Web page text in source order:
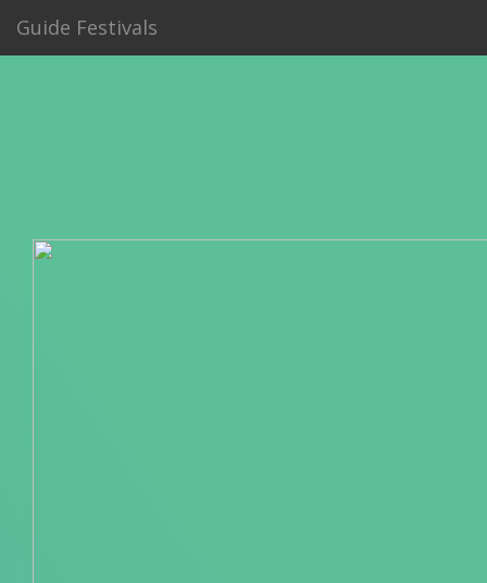
Guide Festivals